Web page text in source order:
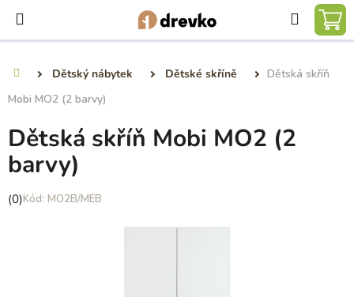
obsah
Hledat
Dětský nábytek Dětské skříně
Dětská skříň
Mobi MO2 (2 barvy)
Dětská skříň Mobi MO2 (2
barvy)
Průměrné
(0) MO2B/MEB